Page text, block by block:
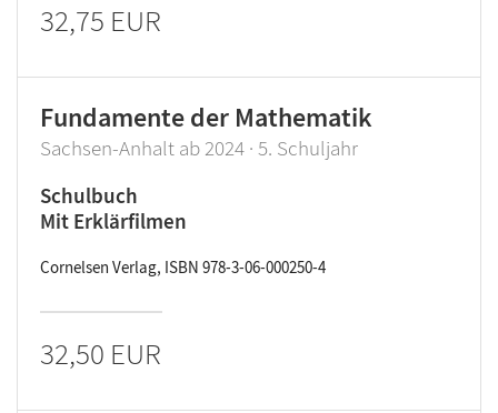
32,75 EUR
Fundamente der Mathematik
Sachsen-Anhalt ab 2024 · 5. Schuljahr
Schulbuch
Mit Erklärfilmen
Cornelsen Verlag, ISBN 978-3-06-000250-4
32,50 EUR